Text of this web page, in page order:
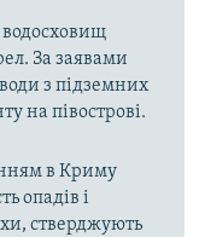
За заявами
з підземних
на півострові.
в Криму
опадів і
стверджують